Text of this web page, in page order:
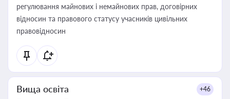
регулювання майнових і немайнових прав, договірних
відносин та правового статусу учасників цивільних
правовідносин
Вища освіта +46